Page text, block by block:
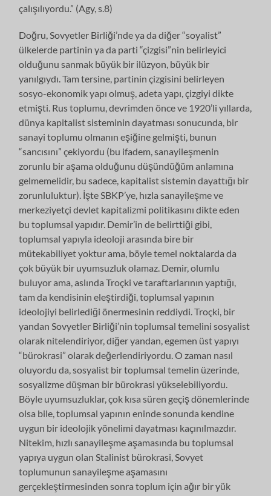
çalışılıyordu.” (Agy, s.8)
Doğru, Sovyetler Birliği’nde ya da diğer “soyalist”
ülkelerde partinin ya da parti “çizgisi”nin belirleyici
olduğunu sanmak büyük bir ilüzyon, büyük bir
yanılgıydı. Tam tersine, partinin çizgisini belirleyen
sosyo-ekonomik yapı olmuş, adeta yapı, çizgiyi dikte
etmişti. Rus toplumu, devrimden önce ve 1920’li yıllarda,
dünya kapitalist sisteminin dayatması sonucunda, bir
sanayi toplumu olmanın eşiğine gelmişti, bunun
“sancısını” çekiyordu (bu ifadem, sanayileşmenin
zorunlu bir aşama olduğunu düşündüğüm anlamına
gelmemelidir, bu sadece, kapitalist sistemin dayattığı bir
zorunluluktur). İşte SBKP’ye, hızla sanayileşme ve
merkeziyetçi devlet kapitalizmi politikasını dikte eden
bu toplumsal yapıdır. Demir’in de belirttiği gibi,
toplumsal yapıyla ideoloji arasında bire bir
mütekabiliyet yoktur ama, böyle temel noktalarda da
çok büyük bir uyumsuzluk olamaz. Demir, olumlu
buluyor ama, aslında Troçki ve taraftarlarının yaptığı,
tam da kendisinin eleştirdiği, toplumsal yapının
ideolojiyi belirlediği önermesinin reddiydi. Troçki, bir
yandan Sovyetler Birliği’nin toplumsal temelini sosyalist
olarak nitelendiriyor, diğer yandan, egemen üst yapıyı
“bürokrasi” olarak değerlendiriyordu. O zaman nasıl
oluyordu da, sosyalist bir toplumsal temelin üzerinde,
sosyalizme düşman bir bürokrasi yükselebiliyordu.
Böyle uyumsuzluklar, çok kısa süren geçiş dönemlerinde
olsa bile, toplumsal yapının eninde sonunda kendine
uygun bir ideolojik yönelimi dayatması kaçınılmazdır.
Nitekim, hızlı sanayileşme aşamasında bu toplumsal
yapıya uygun olan Stalinist bürokrasi, Sovyet
toplumunun sanayileşme aşamasını
gerçekleştirmesinden sonra toplum için ağır bir yük